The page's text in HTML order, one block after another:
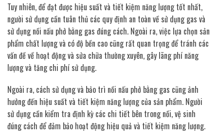
Tuy nhiên, để đạt được hiệu suất và tiết kiệm năng lượng tốt nhất,
người sử dụng cần tuân thủ các quy định an toàn về sử dụng gas và
sử dụng nồi nấu phở bằng gas đúng cách. Ngoài ra, việc lựa chọn sản
phẩm chất lượng và có độ bền cao cũng rất quan trọng để tránh các
vấn đề về hoạt động và sửa chữa thường xuyên, gây lãng phí năng
lượng và tăng chi phí sử dụng.
Ngoài ra, cách sử dụng và bảo trì nồi nấu phở bằng gas cũng ảnh
hưởng đến hiệu suất và tiết kiệm năng lượng của sản phẩm. Người
sử dụng cần kiểm tra định kỳ các chi tiết bên trong nồi, vệ sinh
đúng cách để đảm bảo hoạt động hiệu quả và tiết kiệm năng lượng.